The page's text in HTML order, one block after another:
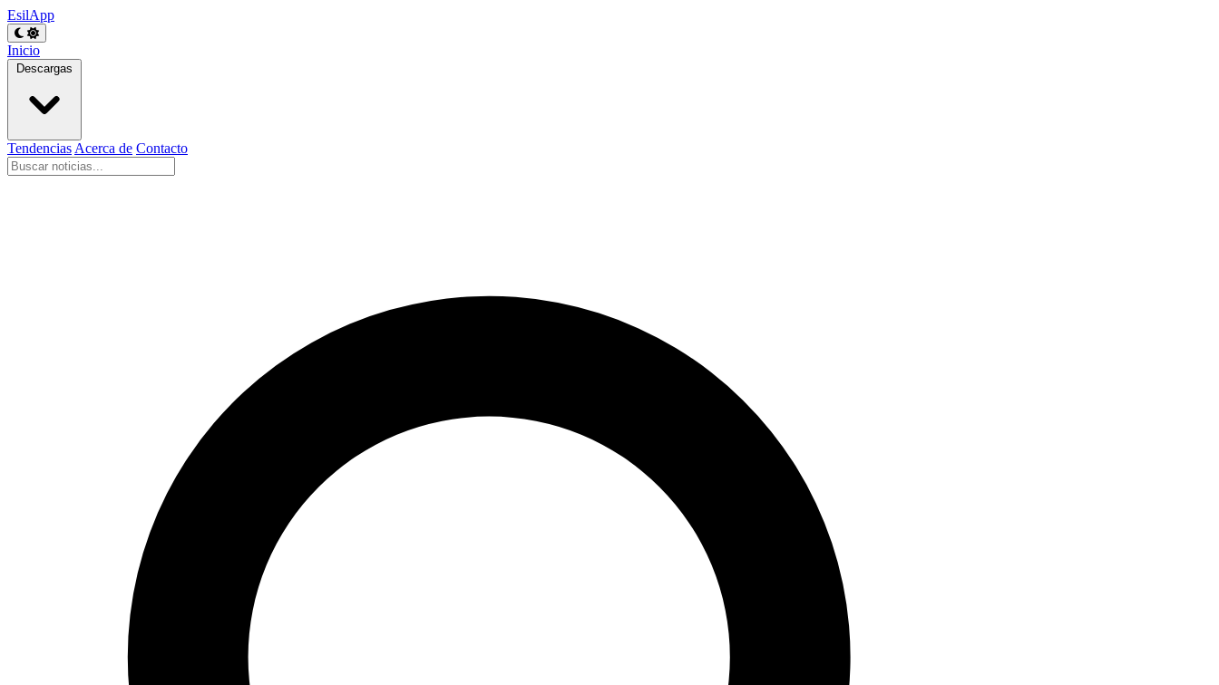
EsilApp
Inicio
Descargas
Tendencias Acerca de Contacto